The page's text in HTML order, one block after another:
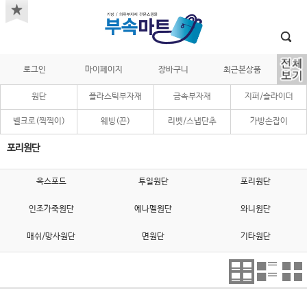
로그인 마이페이지 장바구니 최근본상품
원단 플라스틱부자재 금속부자재 지퍼/슬라이더
벨크로(찍찍이) 웨빙(끈) 리벳/스냅단추 가방손잡이
포리원단
옥스포드 투일원단 포리원단
인조가죽원단 에나멜원단 와니원단
매쉬/망사원단 면원단 기타원단